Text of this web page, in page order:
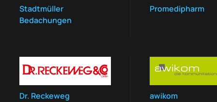
Stadtmüller
Bedachungen
Promedipharm
Dr. Reckeweg awikom